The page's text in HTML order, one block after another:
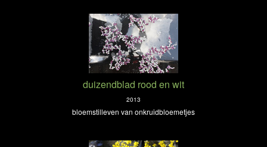
duizendblad rood en wit
2013
bloemstilleven van onkruidbloemetjes